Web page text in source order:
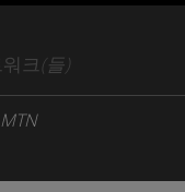
크(들)
MTN